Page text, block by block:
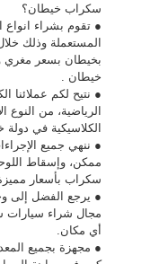
سكراب خيطان؟
● تقوم بشراء انواع
بخيطان بسعر مغري
خيطان .
● نتيح لكم عملائنا
الرياضية، من النوع
الكلاسيكية في دولة
● ننهي جميع
ممكن، وإسقاط
سكراب بأسعار
● يرجع الفضل إلى
مجال شراء
أي مكان.
● مجهزة بجميع